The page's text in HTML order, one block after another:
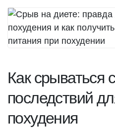
Как срываться
последствий
похудения